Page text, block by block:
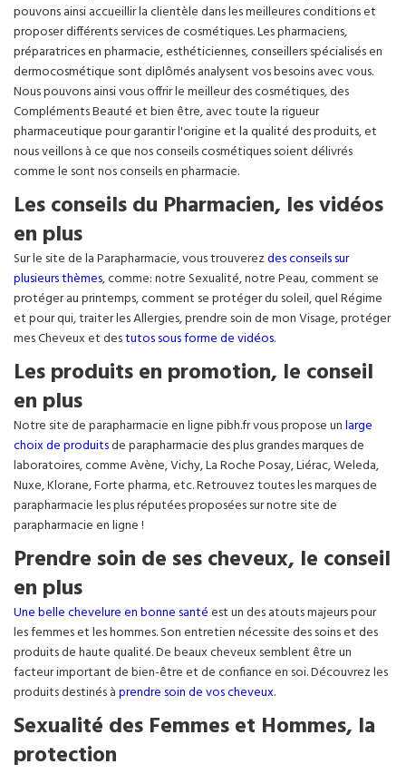
pouvons ainsi accueillir la clientèle dans les meilleures conditions et
proposer différents services de cosmétiques. Les pharmaciens,
préparatrices en pharmacie, esthéticiennes, conseillers spécialisés en
dermocosmétique sont diplômés analysent vos besoins avec vous.
Nous pouvons ainsi vous offrir le meilleur des cosmétiques, des
Compléments Beauté et bien être, avec toute la rigueur
pharmaceutique pour garantir l'origine et la qualité des produits, et
nous veillons à ce que nos conseils cosmétiques soient délivrés
comme le sont nos conseils en pharmacie.
Les conseils du Pharmacien, les vidéos
en plus
Sur le site de la Parapharmacie, vous trouverezdes conseils sur
plusieurs thèmes, comme: notre Sexualité, notre Peau, comment se
protéger au printemps, comment se protéger du soleil, quel Régime
et pour qui, traiter les Allergies, prendre soin de mon Visage, protéger
mes Cheveux et destutos sous forme de vidéos.
Les produits en promotion, le conseil
en plus
Notre site de parapharmacie en ligne pibh.fr vous propose unlarge
choix de produitsde parapharmacie des plus grandes marques de
laboratoires, comme Avène, Vichy, La Roche Posay, Liérac, Weleda,
Nuxe, Klorane, Forte pharma, etc. Retrouvez toutes les marques de
parapharmacie les plus réputées proposées sur notre site de
parapharmacie en ligne !
Prendre soin de ses cheveux, le conseil
en plus
Une belle chevelure en bonne santéest un des atouts majeurs pour
les femmes et les hommes. Son entretien nécessite des soins et des
produits de haute qualité. De beaux cheveux semblent être un
facteur important de bien-être et de confiance en soi. Découvrez les
produits destinés àprendre soin de vos cheveux.
Sexualité des Femmes et Hommes, la
protection